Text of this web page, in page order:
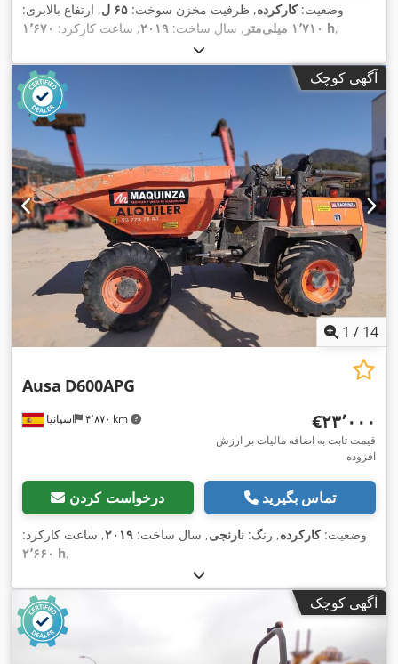
وضعیت:کارکرده, ظرفیت مخزن سوخت: ۶۵ ل
, ارتفاع بالابری:
۱٬۷۱۰ میلی‌متر
, سال ساخت: ۲۰۱۹, ساعت کارکرد: ۱٬۶۷۰ h,
آگهی کوچک
1 / 14
اسپانیا ۴٬۸۷۰ km
Ausa D600APG
‎€۲۳٬۰۰۰
قیمت ثابت به اضافه مالیات بر ارزش
افزوده
درخواست کردن تماس بگیرید
وضعیت:کارکرده, رنگ: نارنجی, سال ساخت: ۲۰۱۹, ساعت کارکرد:
۲٬۶۶۰ h,
آگهی کوچک